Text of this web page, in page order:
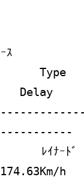
ｽ
Type
Delay
h